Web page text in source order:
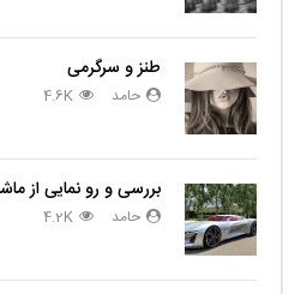
طنز و سرگرمی
حامد 4.6K
بررسی و رو نمایی از
حامد 4.2K